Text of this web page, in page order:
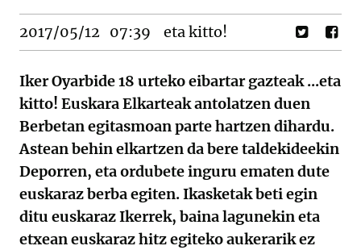
2017/05/12 07:39 eta kitto!
Iker Oyarbide 18 urteko eibartar gazteak ...eta
kitto! Euskara Elkarteak antolatzen duen
Berbetan egitasmoan parte hartzen dihardu.
Astean behin elkartzen da bere taldekideekin
Deporren, eta ordubete inguru ematen dute
euskaraz berba egiten. Ikasketak beti egin
ditu euskaraz Ikerrek, baina lagunekin eta
etxean euskaraz hitz egiteko aukerarik ez